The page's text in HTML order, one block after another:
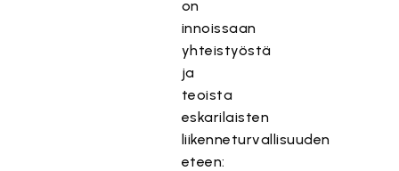
on
innoissaan
yhteistyöstä
ja
teoista
eskarilaisten
liikenneturvallisuuden
eteen: